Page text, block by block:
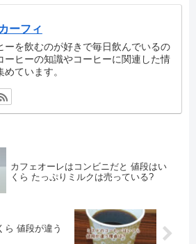
ーフィ
ーを飲むのが好きで毎日飲んでいるの
ーヒーの知識やコーヒーに関連した情
めています。
カフェオーレはコンビニだと 値段はい
くら たっぷりミルクは売っている?
ら 値段が違う